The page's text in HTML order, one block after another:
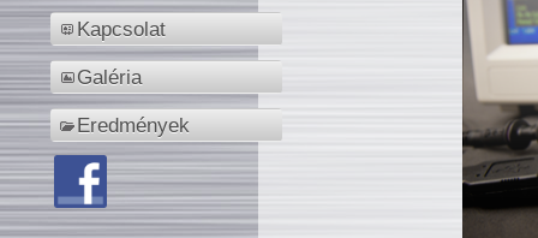
Kapcsolat
Galéria
Eredmények